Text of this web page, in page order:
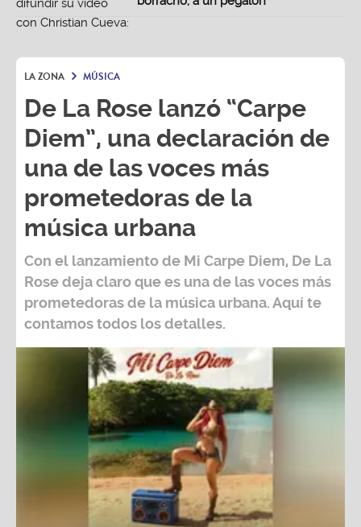
LA ZONA MÚSICA
De La Rose lanzó “Carpe
Diem”, una declaración de
una de las voces más
prometedoras de la
música urbana
Con el lanzamiento de Mi Carpe Diem, De La
Rose deja claro que es una de las voces más
prometedoras de la música urbana. Aquí te
contamos todos los detalles.